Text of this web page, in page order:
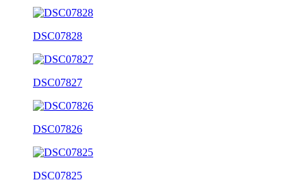
DSC07828
DSC07827
DSC07826
DSC07825